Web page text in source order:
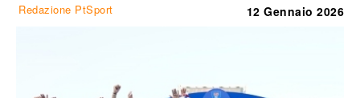
Redazione PtSport 12 Gennaio 2026